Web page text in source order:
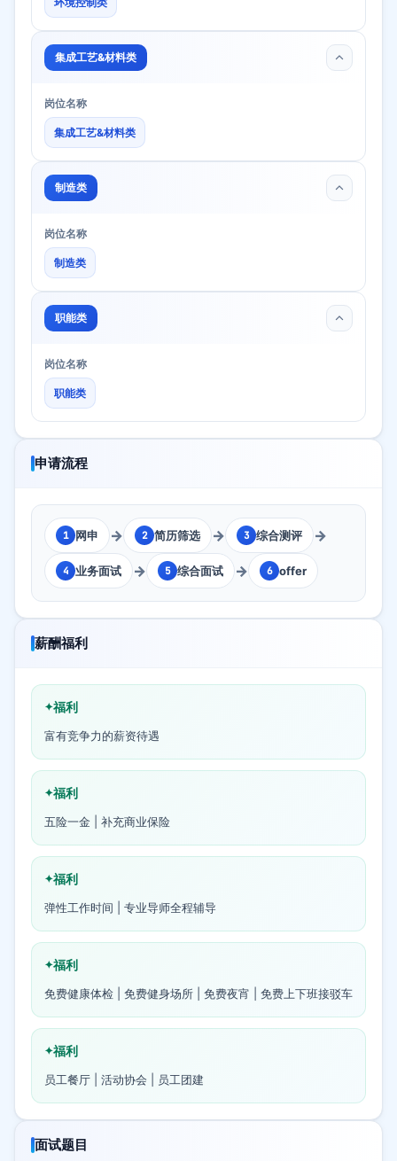
集成工艺&材料类
岗位名称
集成工艺&材料类
制造类
岗位名称
制造类
职能类
岗位名称
职能类
申请流程
1 网申 → 2 简历筛选 → 3 综合测评 →
4 业务面试 → 5 综合面试 → 6 offer
薪酬福利
福利
富有竞争力的薪资待遇
福利
五险一金 | 补充商业保险
福利
弹性工作时间 | 专业导师全程辅导
福利
免费健康体检 | 免费健身场所 | 免费夜宵 | 免费上下班接驳车
福利
员工餐厅 | 活动协会 | 员工团建
面试题目